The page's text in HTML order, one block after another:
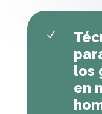
N
los
en